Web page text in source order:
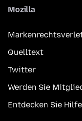
Mozilla
Quelltext
Twitter
Werden Sie
Entdecken Sie